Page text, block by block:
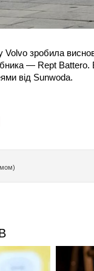
Volvo зробила
— Rept Battero.
від Sunwoda.